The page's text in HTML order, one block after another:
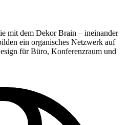
mit dem Dekor Brain – ineinander
ein organisches Netzwerk auf
für Büro, Konferenzraum und